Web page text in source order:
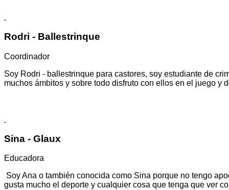
Rodri - Ballestrinque
Coordinador
Soy Rodri - ballestrinque para castores, soy estudiante de
muchos ámbitos y sobre todo disfruto con ellos en el juego y
Sina - Glaux
Educadora
Soy Ana o también conocida como Sina porque no tengo
gusta mucho el deporte y cualquier cosa que tenga que ver